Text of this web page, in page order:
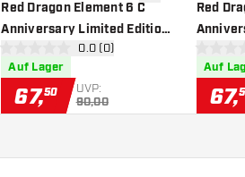
Red Dragon Element 6 C
Anniversary Limited Edition
90% - DartpfeileBewertungsbereich öffnen
0 Bewertungssterne
0.0 (0)
Auf Lager
67,50 UVP:
90,00
Red
90% -
0
Auf
67,